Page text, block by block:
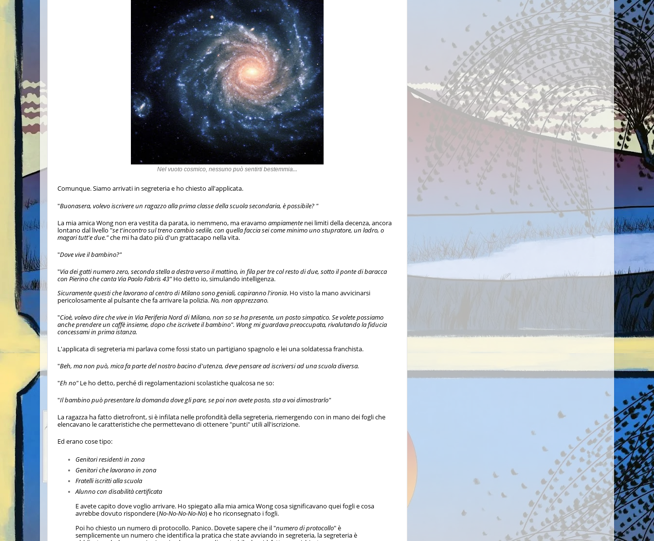
Nel vuoto cosmico, nessuno può sentirti bestemmia...
Comunque. Siamo arrivati in segreteria e ho chiesto all'applicata.
"Buonasera, volevo iscrivere un ragazzo alla prima classe della scuola secondaria, è possibile? "
La mia amica Wong non era vestita da parata, io nemmeno, ma eravamo ampiamente nei limiti della decenza, ancora
lontano dal livello "se t'incontro sul treno cambio sedile, con quella faccia sei come minimo uno stupratore, un ladro, o
magari tutt'e due."che mi ha dato più d'un grattacapo nella vita.
"Dove vive il bambino?"
"Via dei gatti numero zero, seconda stella a destra verso il mattino, in fila per tre col resto di due, sotto il ponte di baracca
con Pierino che canta Via Paolo Fabris 43"Ho detto io, simulando intelligenza.
Sicuramente questi che lavorano al centro di Milano sono geniali, capiranno l'ironia. Ho visto la mano avvicinarsi
pericolosamente al pulsante che fa arrivare la polizia.No, non apprezzano.
"Cioè, volevo dire che vive in Via Periferia Nord di Milano, non so se ha presente, un posto simpatico. Se volete possiamo
anche prendere un caffè insieme, dopo che iscrivete il bambino". Wong mi guardava preoccupata, rivalutando la fiducia
concessami in prima istanza.
L'applicata di segreteria mi parlava come fossi stato un partigiano spagnolo e lei una soldatessa franchista.
"Beh, ma non può, mica fa parte del nostro bacino d'utenza, deve pensare ad iscriversi ad una scuola diversa.
"Eh no"Le ho detto, perché di regolamentazioni scolastiche qualcosa ne so:
"Il bambino può presentare la domanda dove gli pare, se poi non avete posto, sta a voi dimostrarlo"
La ragazza ha fatto dietrofront, si è infilata nelle profondità della segreteria, riemergendo con in mano dei fogli che
elencavano le caratteristiche che permettevano di ottenere "punti" utili all'iscrizione.
Ed erano cose tipo:
Genitori residenti in zona
Genitori che lavorano in zona
Fratelli iscritti alla scuola
Alunno con disabilità certificata
E avete capito dove voglio arrivare. Ho spiegato alla mia amica Wong cosa significavano quei fogli e cosa
avrebbe dovuto rispondere (No-No-No-No-No) e ho riconsegnato i fogli.
Poi ho chiesto un numero di protocollo. Panico. Dovete sapere che il "numero di protocollo" è
semplicemente un numero che identifica la pratica che state avviando in segreteria, la segreteria è